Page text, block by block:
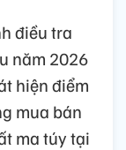
điều tra
năm 2026
hiện điểm
mua bán
ma túy tại